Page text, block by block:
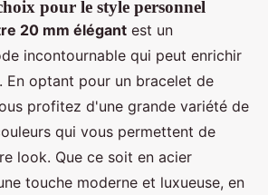
pour le style personnel
20 mm élégant est un
incontournable qui peut enrichir
En optant pour un bracelet de
profitez d'une grande variété de
qui vous permettent de
look. Que ce soit en acier
touche moderne et luxueuse, en